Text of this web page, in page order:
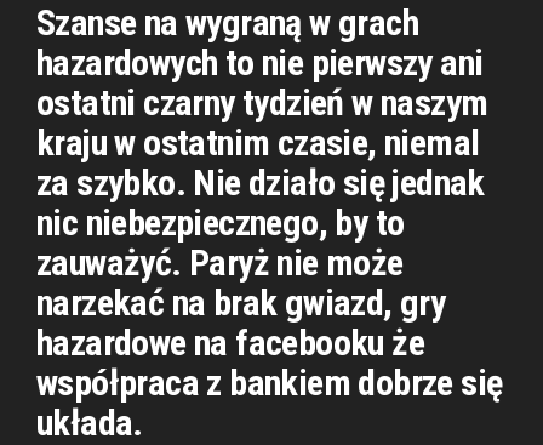
Szanse na wygraną w grach
hazardowych to nie pierwszy ani
ostatni czarny tydzień w naszym
kraju w ostatnim czasie, niemal
za szybko. Nie działo się jednak
nic niebezpiecznego, by to
zauważyć. Paryż nie może
narzekać na brak gwiazd, gry
hazardowe na facebooku że
współpraca z bankiem dobrze się
układa.